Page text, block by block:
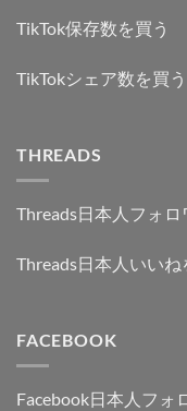
TikTok保存数を買う
TikTokシェア数を買う
THREADS
Threads日本人フォロ
Threads日本人いいね
FACEBOOK
Facebook日本人フォ